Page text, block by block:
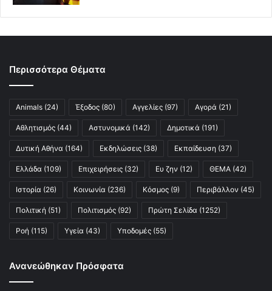
Περισσότερα Θέματα
Animals (24) Έξοδος (80) Αγγελίες (97) Αγορά (21)
Αθλητισμός (44) Αστυνομικά (142) Δημοτικά (191)
Δυτική Αθήνα (164) Εκδηλώσεις (38) Εκπαίδευση (37)
Ελλάδα (109) Επιχειρήσεις (32) Ευ ζην (12) ΘΕΜΑ (42)
Ιστορία (26) Κοινωνία (236) Κόσμος (9) Περιβάλλον (45)
Πολιτική (51) Πολιτισμός (92) Πρώτη Σελίδα (1252)
Ροή (115) Υγεία (43) Υποδομές (55)
Ανανεώθηκαν Πρόσφατα